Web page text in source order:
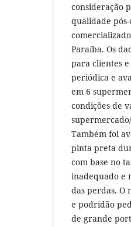
consideração
qualidade
Paraíba. Os
para clientes
periódica e
em 6
condições de
Também foi
pinta preta
com base no
inadequado e
das perdas. O
e podridão
de grande